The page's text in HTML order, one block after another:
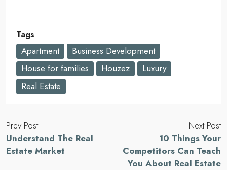
Tags
Apartment
Business Development
House for families
Houzez
Luxury
Real Estate
Prev Post
Understand The Real
Estate Market
Next Post
10 Things Your
Competitors Can Teach
You About Real Estate